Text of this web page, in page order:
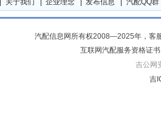
关于我们 企业理念 发布信息 汽配QQ群
汽配信息网所有权2008—2025年，客
互联网汽配服务资格证
吉公网
吉